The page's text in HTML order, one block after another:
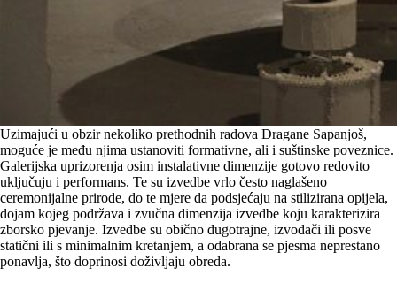
Uzimajući u obzir nekoliko prethodnih radova Dragane Sapanjoš,
moguće je među njima ustanoviti formativne, ali i suštinske poveznice.
Galerijska uprizorenja osim instalativne dimenzije gotovo redovito
uključuju i performans. Te su izvedbe vrlo često naglašeno
ceremonijalne prirode, do te mjere da podsjećaju na stilizirana opijela,
dojam kojeg podržava i zvučna dimenzija izvedbe koju karakterizira
zborsko pjevanje. Izvedbe su obično dugotrajne, izvođači ili posve
statični ili s minimalnim kretanjem, a odabrana se pjesma neprestano
ponavlja, što doprinosi doživljaju obreda.